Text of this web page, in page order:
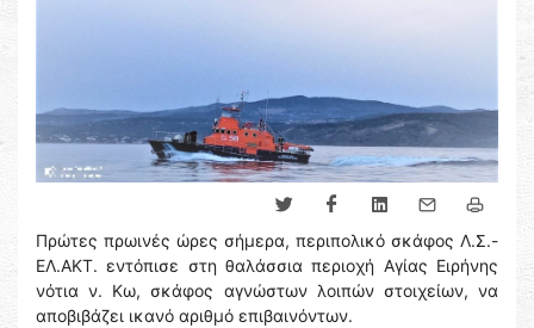
Πρώτες πρωινές ώρες σήμερα, περιπολικό σκάφος Λ.Σ.-
ΕΛ.ΑΚΤ. εντόπισε στη θαλάσσια περιοχή Αγίας Ειρήνης
νότια ν. Κω, σκάφος αγνώστων λοιπών στοιχείων, να
αποβιβάζει ικανό αριθμό επιβαινόντων.